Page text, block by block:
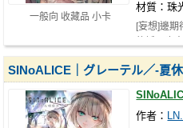
一般向 收藏品 小卡
材質：珠
[妄想]邊
SINoALICE｜グレーテル／-夏
作者：